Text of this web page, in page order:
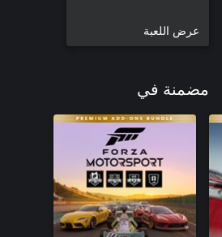
عرض اللعبة
مضمنة في